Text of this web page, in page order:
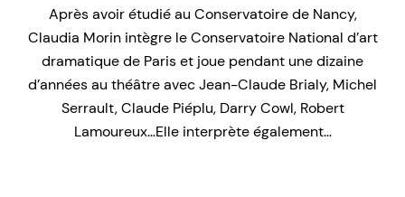
Après avoir étudié au Conservatoire de Nancy,
Claudia Morin intègre le Conservatoire National d’art
dramatique de Paris et joue pendant une dizaine
d’années au théâtre avec Jean-Claude Brialy, Michel
Serrault, Claude Piéplu, Darry Cowl, Robert
Lamoureux…Elle interprète également…